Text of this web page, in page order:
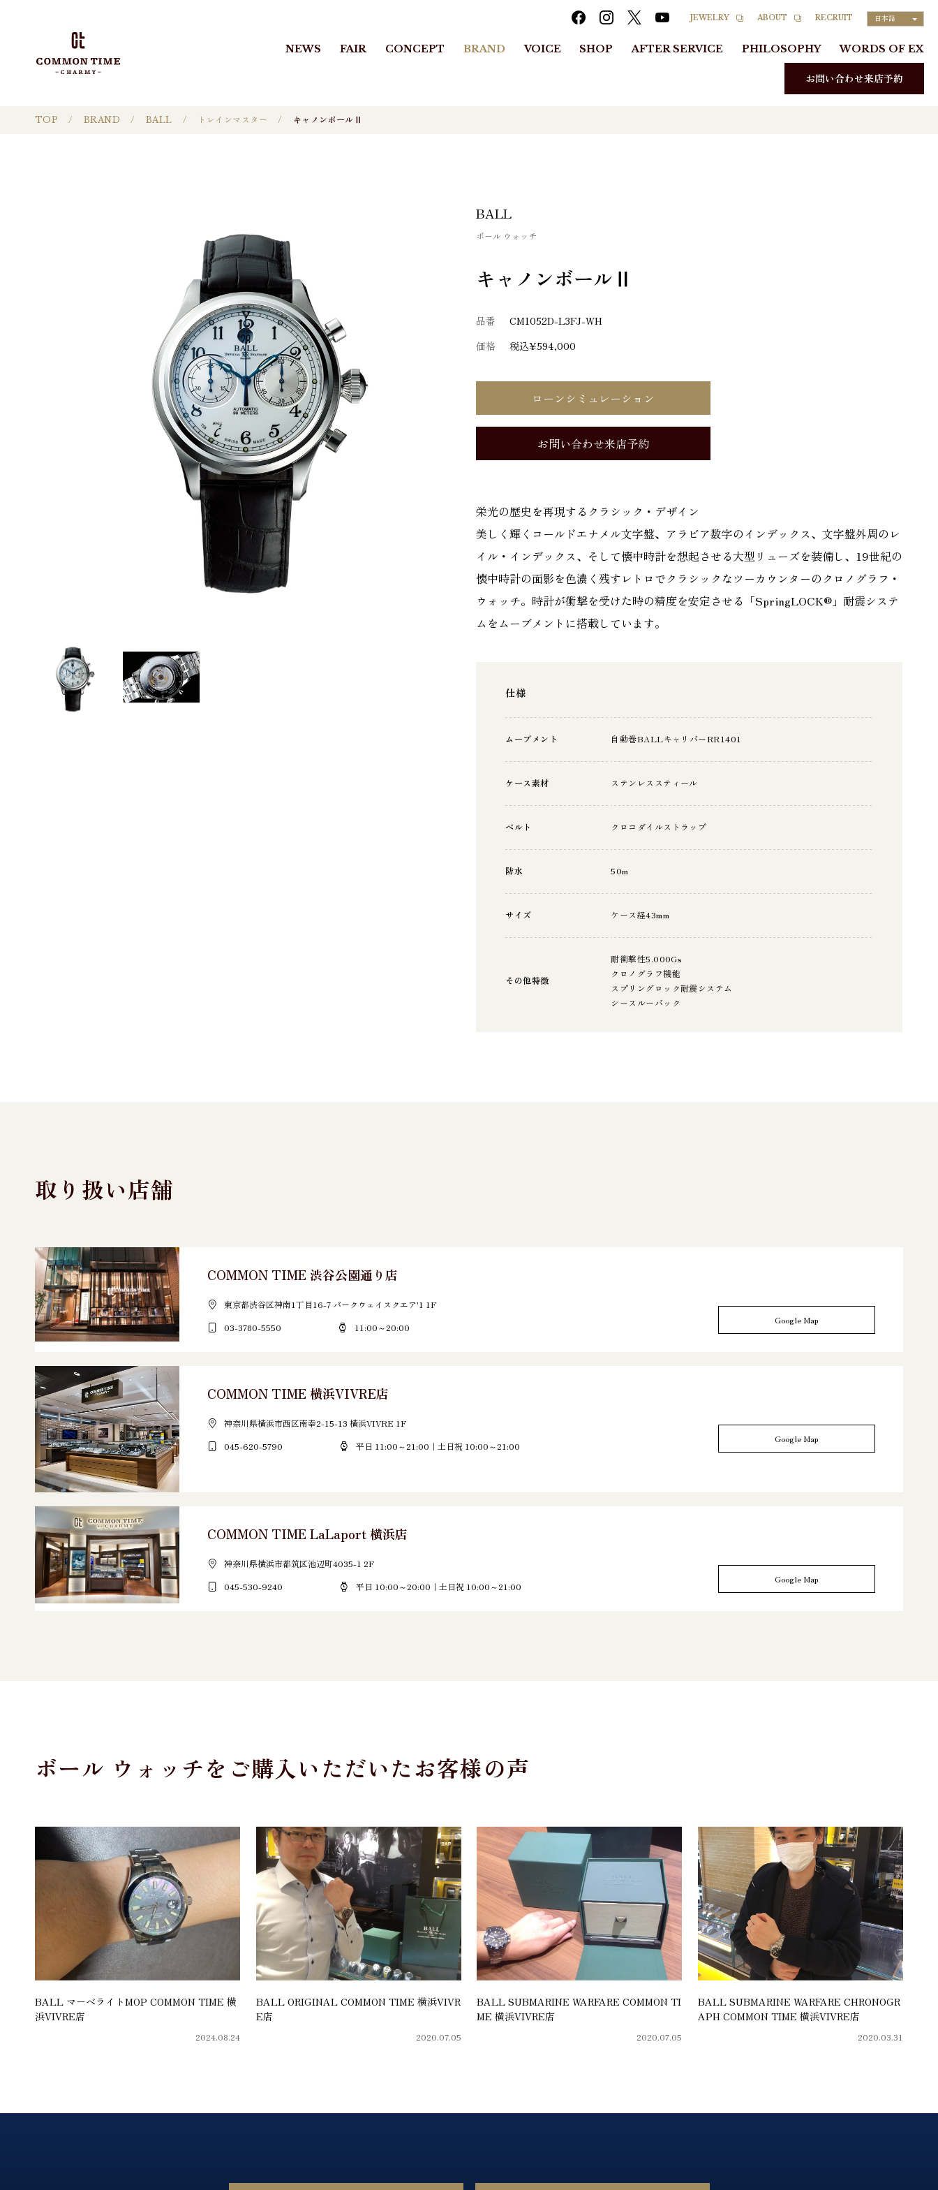
JEWELRY ABOUT RECRUIT 日本語
NEWS FAIR CONCEPT BRAND VOICE SHOP AFTER SERVICE PHILOSOPHY WORDS OF EX
お問い合わせ来店予約
TOP BRAND BALL トレインマスター キャノンボールⅡ
BALL
ボール ウォッチ
キャノンボールⅡ
品番
CM1052D-L3FJ-WH
価格
税込¥594,000
ローンシミュレーション
お問い合わせ来店予約
栄光の歴史を再現するクラシック・デザイン
美しく輝くコールドエナメル文字盤、アラビア数字のインデックス、文字盤外周のレ
イル・インデックス、そして懐中時計を想起させる大型リューズを装備し、19世紀の
懐中時計の面影を色濃く残すレトロでクラシックなツーカウンターのクロノグラフ・
ウォッチ。時計が衝撃を受けた時の精度を安定させる「SpringLOCK®」耐震システ
ムをムーブメントに搭載しています。
仕様
ムーブメント 自動巻BALLキャリバーRR1401
ケース素材 ステンレススティール
ベルト クロコダイルストラップ
防水 50m
サイズ ケース経43mm
その他特徴
耐衝撃性5.000Gs
クロノグラフ機能
スプリングロック耐震システム
シースルーバック
取り扱い店舗
COMMON TIME 渋谷公園通り店
東京都渋谷区神南1丁目16-7 パークウェイスクエア'1 1F
03-3780-5550
11:00～20:00
Google Map
COMMON TIME 横浜VIVRE店
神奈川県横浜市西区南幸2-15-13 横浜VIVRE 1F
045-620-5790
平日 11:00～21:00｜土日祝 10:00～21:00
Google Map
COMMON TIME LaLaport 横浜店
神奈川県横浜市都筑区池辺町4035-1 2F
045-530-9240
平日 10:00～20:00｜土日祝 10:00～21:00
Google Map
ボール ウォッチをご購入いただいたお客様の声
BALL マーベライトMOP COMMON TIME 横
浜VIVRE店
2024.08.24
BALL ORIGINAL COMMON TIME 横浜VIVR
E店
2020.07.05
BALL SUBMARINE WARFARE COMMON TI
ME 横浜VIVRE店
2020.07.05
BALL SUBMARINE WARFARE CHRONOGR
APH COMMON TIME 横浜VIVRE店
2020.03.31